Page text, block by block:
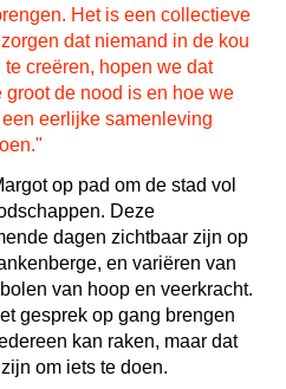
Het is een collectieve
dat niemand in de kou
creëren, hopen we dat
de nood is en hoe we
eerlijke samenleving
op pad om de stad vol
Deze
dagen zichtbaar zijn op
en variëren van
van hoop en veerkracht.
gesprek op gang brengen
kan raken, maar dat
om iets te doen.